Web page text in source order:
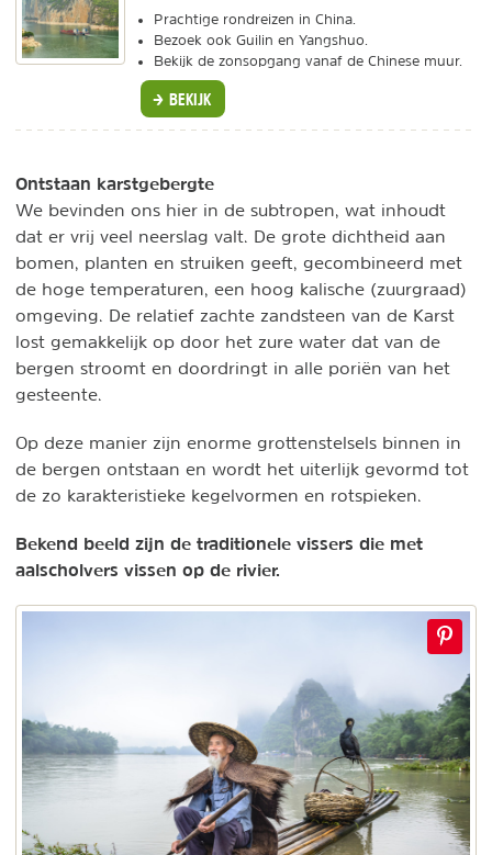
Prachtige rondreizen in China.
Bezoek ook Guilin en Yangshuo.
Bekijk de zonsopgang vanaf de Chinese muur.
BEKIJK
Ontstaan karstgebergte
We bevinden ons hier in de subtropen, wat inhoudt
dat er vrij veel neerslag valt. De grote dichtheid aan
bomen, planten en struiken geeft, gecombineerd met
de hoge temperaturen, een hoog kalische (zuurgraad)
omgeving. De relatief zachte zandsteen van de Karst
lost gemakkelijk op door het zure water dat van de
bergen stroomt en doordringt in alle poriën van het
gesteente.
Op deze manier zijn enorme grottenstelsels binnen in
de bergen ontstaan en wordt het uiterlijk gevormd tot
de zo karakteristieke kegelvormen en rotspieken.
Bekend beeld zijn de traditionele vissers die met
aalscholvers vissen op de rivier.